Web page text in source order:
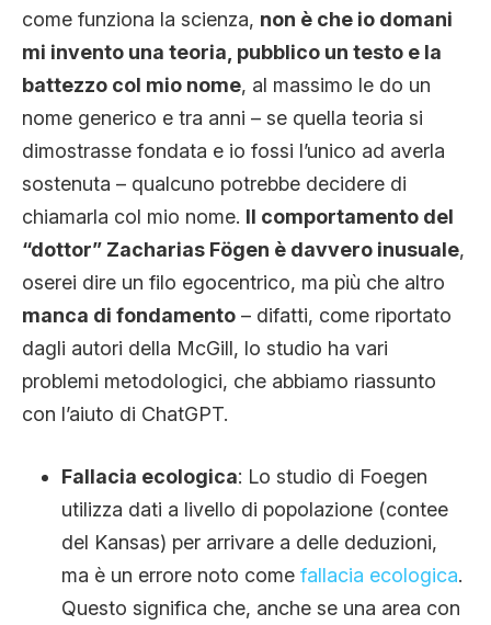
come funziona la scienza, non è che io domani
mi invento una teoria, pubblico un testo e la
battezzo col mio nome, al massimo le do un
nome generico e tra anni – se quella teoria si
dimostrasse fondata e io fossi l’unico ad averla
sostenuta – qualcuno potrebbe decidere di
chiamarla col mio nome. Il comportamento del
“dottor” Zacharias Fögen è davvero inusuale,
oserei dire un filo egocentrico, ma più che altro
manca di fondamento – difatti, come riportato
dagli autori della McGill, lo studio ha vari
problemi metodologici, che abbiamo riassunto
con l’aiuto di ChatGPT.
Fallacia ecologica: Lo studio di Foegen
utilizza dati a livello di popolazione (contee
del Kansas) per arrivare a delle deduzioni,
ma è un errore noto come fallacia ecologica.
Questo significa che, anche se una area con